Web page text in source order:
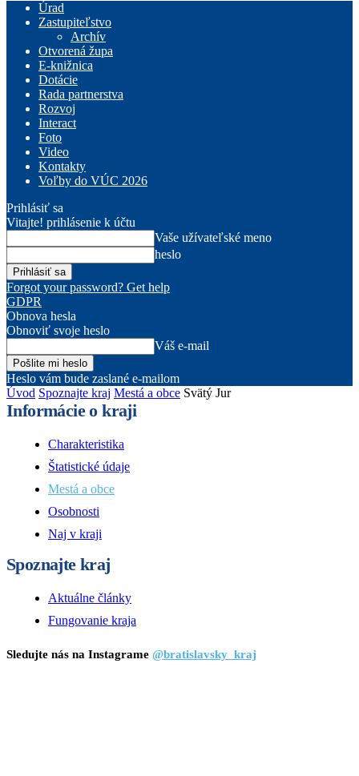
Úrad
Zastupiteľstvo
Archív
Otvorená župa
E-knižnica
Dotácie
Rada partnerstva
Rozvoj
Interact
Foto
Video
Kontakty
Voľby do VÚC 2026
Prihlásiť sa
Vitajte! prihlásenie k účtu
Vaše užívateľské meno
heslo
Forgot your password? Get help
GDPR
Obnova hesla
Obnoviť svoje heslo
Váš e-mail
Heslo vám bude zaslané e-mailom
Úvod Spoznajte kraj Mestá a obce Svätý Jur
Informácie o kraji
Charakteristika
Štatistické údaje
Mestá a obce
Osobnosti
Naj v kraji
Spoznajte kraj
Aktuálne články
Fungovanie kraja
Sledujte nás na Instagrame @bratislavsky_kraj